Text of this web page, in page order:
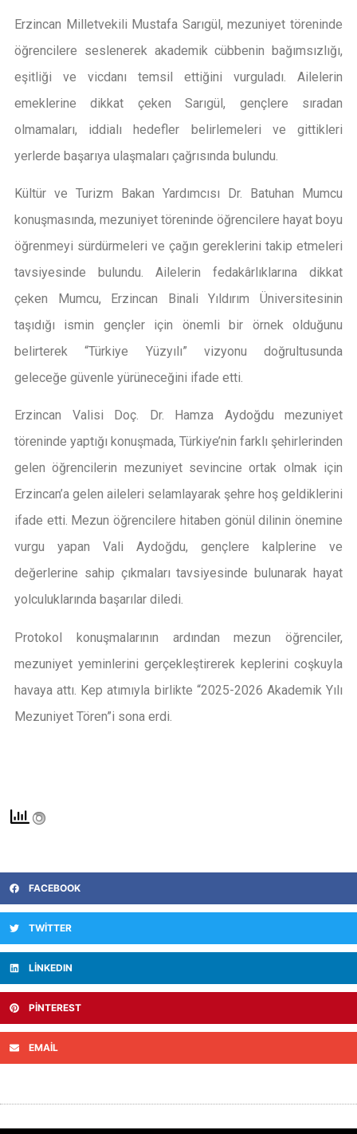
Erzincan Milletvekili Mustafa Sarıgül, mezuniyet töreninde
öğrencilere seslenerek akademik cübbenin bağımsızlığı,
eşitliği ve vicdanı temsil ettiğini vurguladı. Ailelerin
emeklerine dikkat çeken Sarıgül, gençlere sıradan
olmamaları, iddialı hedefler belirlemeleri ve gittikleri
yerlerde başarıya ulaşmaları çağrısında bulundu.
Kültür ve Turizm Bakan Yardımcısı Dr. Batuhan Mumcu
konuşmasında, mezuniyet töreninde öğrencilere hayat boyu
öğrenmeyi sürdürmeleri ve çağın gereklerini takip etmeleri
tavsiyesinde bulundu. Ailelerin fedakârlıklarına dikkat
çeken Mumcu, Erzincan Binali Yıldırım Üniversitesinin
taşıdığı ismin gençler için önemli bir örnek olduğunu
belirterek “Türkiye Yüzyılı” vizyonu doğrultusunda
geleceğe güvenle yürüneceğini ifade etti.
Erzincan Valisi Doç. Dr. Hamza Aydoğdu mezuniyet
töreninde yaptığı konuşmada, Türkiye’nin farklı şehirlerinden
gelen öğrencilerin mezuniyet sevincine ortak olmak için
Erzincan’a gelen aileleri selamlayarak şehre hoş geldiklerini
ifade etti. Mezun öğrencilere hitaben gönül dilinin önemine
vurgu yapan Vali Aydoğdu, gençlere kalplerine ve
değerlerine sahip çıkmaları tavsiyesinde bulunarak hayat
yolculuklarında başarılar diledi.
Protokol konuşmalarının ardından mezun öğrenciler,
mezuniyet yeminlerini gerçekleştirerek keplerini coşkuyla
havaya attı. Kep atımıyla birlikte “2025-2026 Akademik Yılı
Mezuniyet Tören”i sona erdi.
FACEBOOK
TWITTER
LINKEDIN
PINTEREST
EMAIL